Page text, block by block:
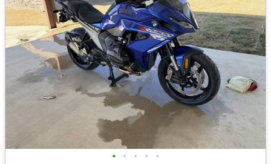
• • • • •